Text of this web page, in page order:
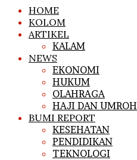
HOME
KOLOM
ARTIKEL
KALAM
NEWS
EKONOMI
HUKUM
OLAHRAGA
HAJI DAN UMROH
BUMI REPORT
KESEHATAN
PENDIDIKAN
TEKNOLOGI